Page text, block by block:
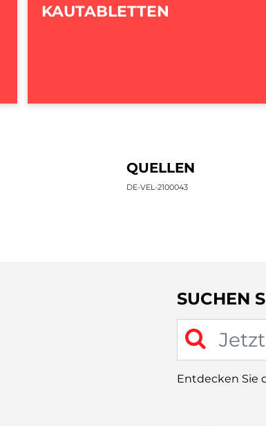
KAUTABLETTEN
QUELLEN
DE-VEL-2100043
SUCHEN
Entdecken Sie